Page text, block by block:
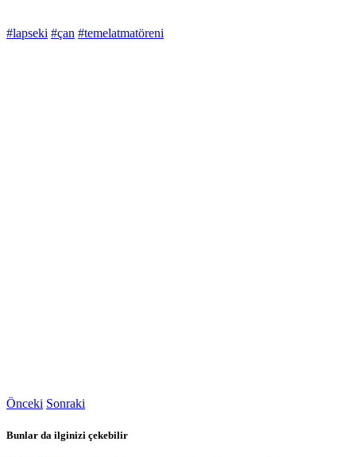
#lapseki #çan #temelatmatöreni
Önceki Sonraki
Bunlar da ilginizi çekebilir